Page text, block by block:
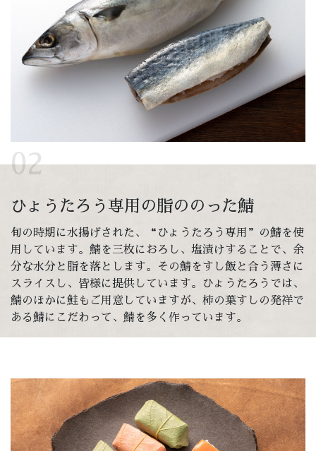
02
ひょうたろう専用の脂ののった鯖
旬の時期に水揚げされた、“ひょうたろう専用”の鯖を使
用しています。鯖を三枚におろし、塩漬けすることで、余
分な水分と脂を落とします。その鯖をすし飯と合う薄さに
スライスし、皆様に提供しています。ひょうたろうでは、
鯖のほかに鮭もご用意していますが、柿の葉すしの発祥で
ある鯖にこだわって、鯖を多く作っています。